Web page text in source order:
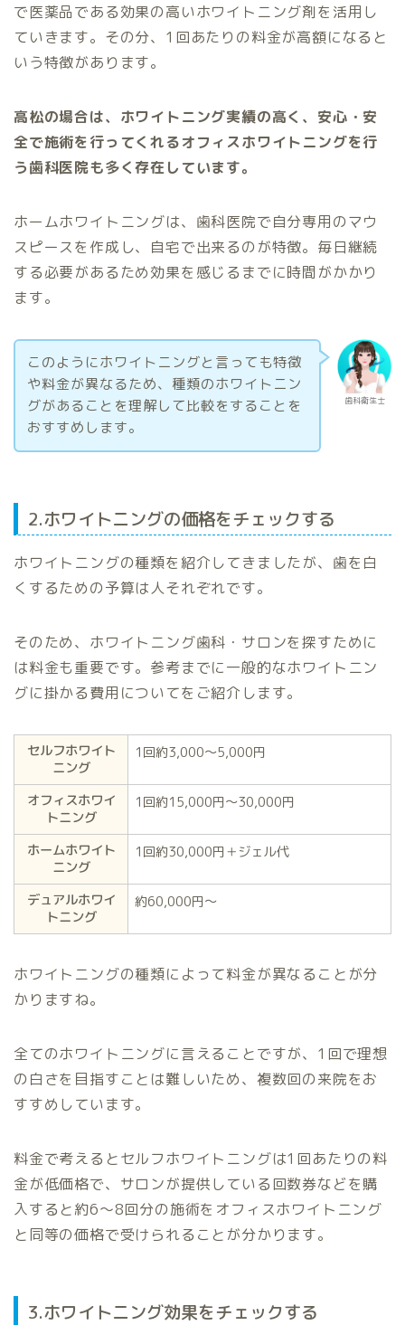
で医薬品である効果の高いホワイトニング剤を活用し
ていきます。その分、1回あたりの料金が高額になると
いう特徴があります。
高松の場合は、ホワイトニング実績の高く、安心・安
全で施術を行ってくれるオフィスホワイトニングを行
う歯科医院も多く存在しています。
ホームホワイトニングは、歯科医院で自分専用のマウ
スピースを作成し、自宅で出来るのが特徴。毎日継続
する必要があるため効果を感じるまでに時間がかかり
ます。
歯科衛生士
このようにホワイトニングと言っても特徴
や料金が異なるため、種類のホワイトニン
グがあることを理解して比較をすることを
おすすめします。
2.ホワイトニングの価格をチェックする
ホワイトニングの種類を紹介してきましたが、歯を白
くするための予算は人それぞれです。
そのため、ホワイトニング歯科・サロンを探すために
は料金も重要です。参考までに一般的なホワイトニン
グに掛かる費用についてをご紹介します。
セルフホワイト
ニング
1回約3,000〜5,000円
オフィスホワイ
トニング
1回約15,000円〜30,000円
ホームホワイト
ニング
1回約30,000円＋ジェル代
デュアルホワイ
トニング
約60,000円〜
ホワイトニングの種類によって料金が異なることが分
かりますね。
全てのホワイトニングに言えることですが、1回で理想
の白さを目指すことは難しいため、複数回の来院をお
すすめしています。
料金で考えるとセルフホワイトニングは1回あたりの料
金が低価格で、サロンが提供している回数券などを購
入すると約6〜8回分の施術をオフィスホワイトニング
と同等の価格で受けられることが分かります。
3.ホワイトニング効果をチェックする